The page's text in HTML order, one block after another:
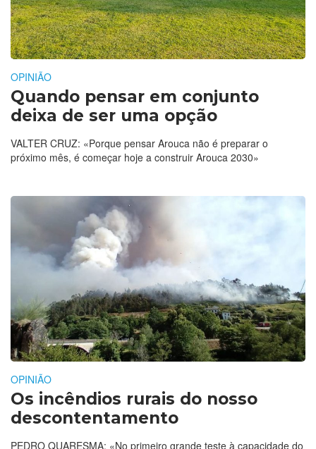
OPINIÃO
Quando pensar em conjunto
deixa de ser uma opção
VALTER CRUZ: «Porque pensar Arouca não é preparar o
próximo mês, é começar hoje a construir Arouca 2030»
OPINIÃO
Os incêndios rurais do nosso
descontentamento
PEDRO QUARESMA: «No primeiro grande teste à capacidade do